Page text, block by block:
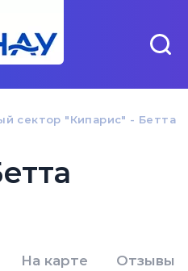
сектор "Кипарис" - Бетта
На карте Отзывы